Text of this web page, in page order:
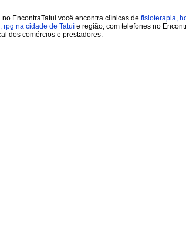
no EncontraTatuí você encontra clínicas de fisioterapia,
rpg na cidade de Tatuí e região, com telefones no
dos comércios e prestadores.